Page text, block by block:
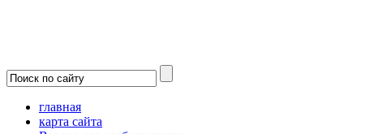
главная
карта сайта